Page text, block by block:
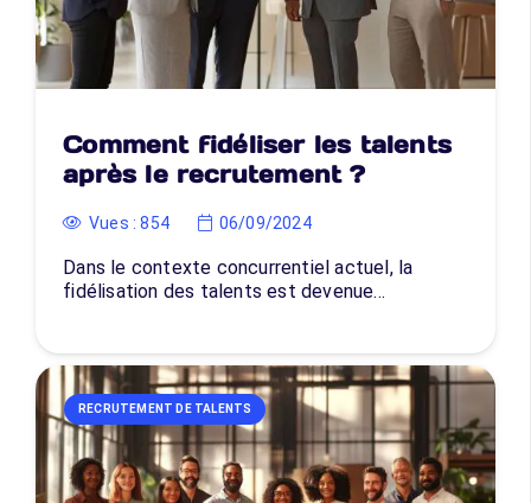
Comment fidéliser les talents
après le recrutement ?
Vues :854 06/09/2024
Dans le contexte concurrentiel actuel, la
fidélisation des talents est devenue…
RECRUTEMENT DE TALENTS